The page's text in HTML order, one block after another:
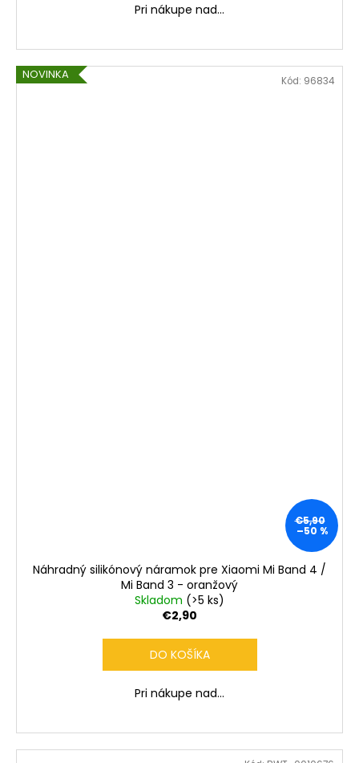
Pri nákupe nad...
NOVINKA
€5,90
–50 %
Náhradný silikónový náramok pre Xiaomi Mi Band 4 /
Mi Band 3 - oranžový
Skladom (>5 ks)
€2,90
DO KOŠÍKA
Pri nákupe nad...
Kód: 96834